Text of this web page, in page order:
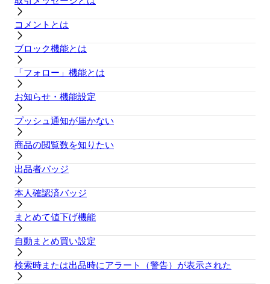
コメントとは
ブロック機能とは
「フォロー」機能とは
お知らせ・機能設定
プッシュ通知が届かない
商品の閲覧数を知りたい
出品者バッジ
本人確認済バッジ
まとめて値下げ機能
自動まとめ買い設定
検索時または出品時にアラート（警告）が表示された